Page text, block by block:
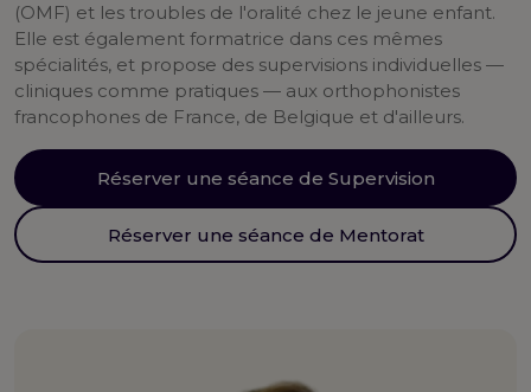
(OMF) et les troubles de l'oralité chez le jeune enfant.
Elle est également formatrice dans ces mêmes
spécialités, et propose des supervisions individuelles —
cliniques comme pratiques — aux orthophonistes
francophones de France, de Belgique et d'ailleurs.
Réserver une séance de Supervision
Réserver une séance de Mentorat